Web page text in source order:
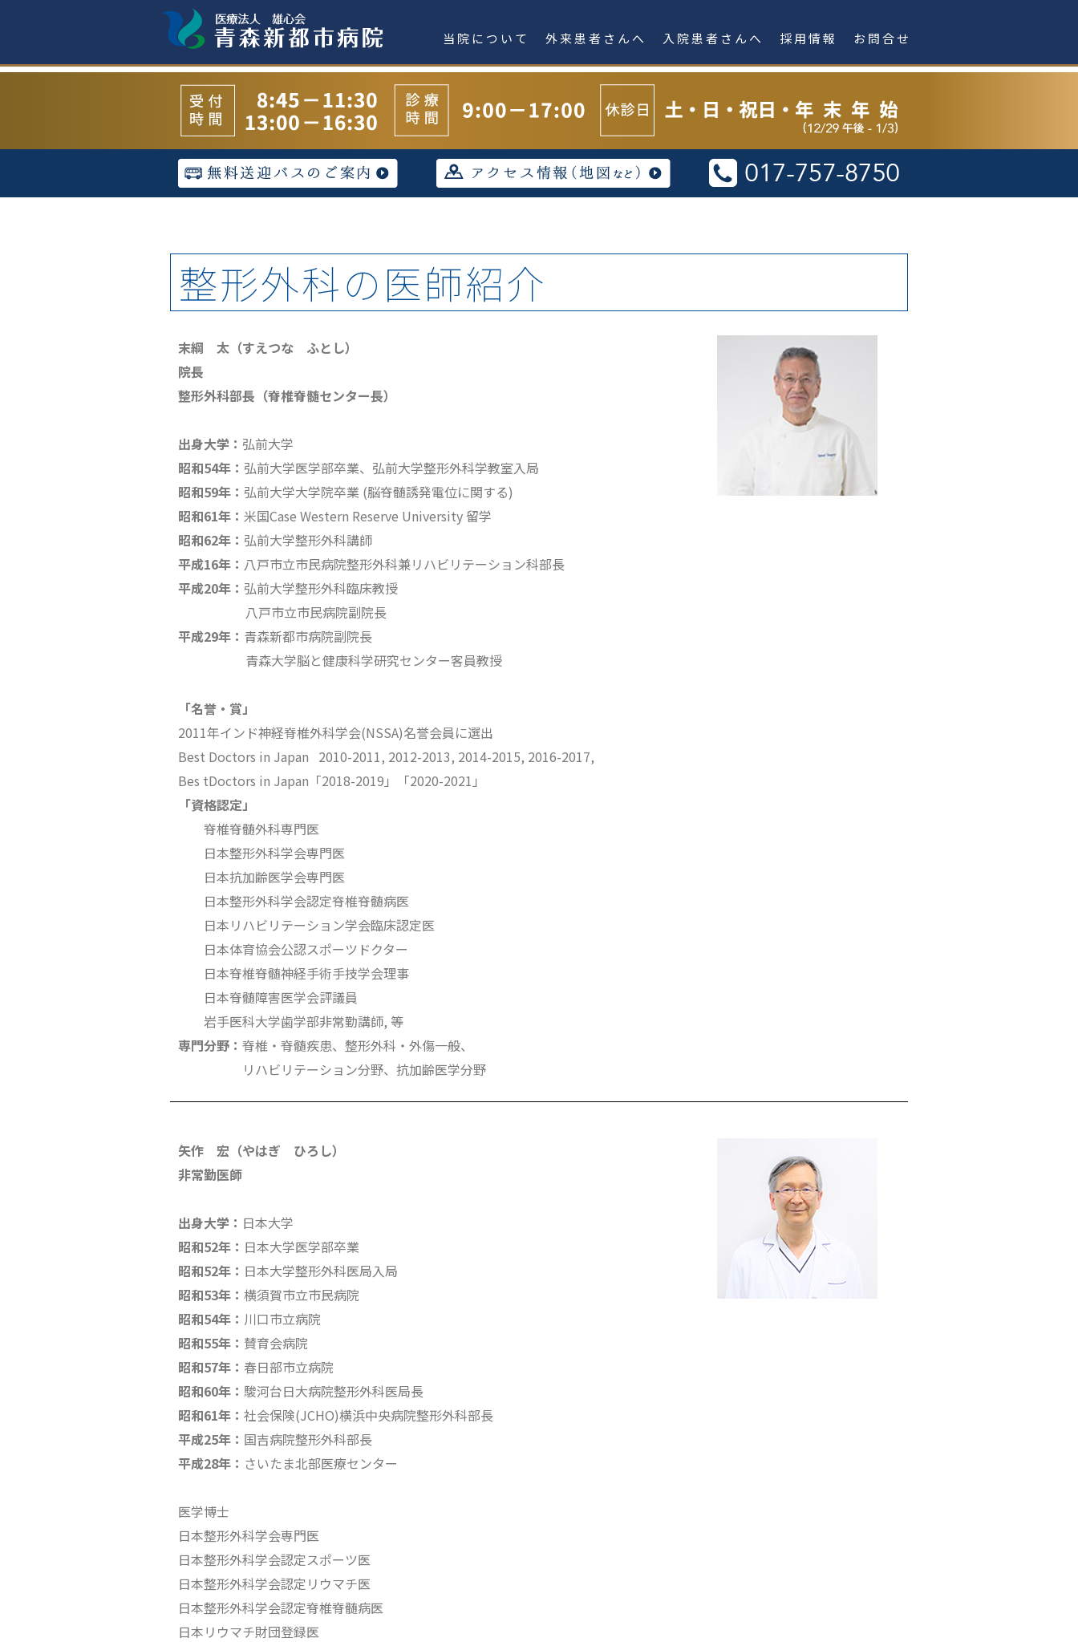
当院について 外来患者さんへ 入院患者さんへ 採用情報 お問合せ
整形外科の医師紹介
末綱 太（すえつな ふとし）
院長
整形外科部長（脊椎脊髄センター長）
出身大学： 弘前大学
昭和54年： 弘前大学医学部卒業、弘前大学整形外科学教室入局
昭和59年： 弘前大学大学院卒業 (脳脊髄誘発電位に関する)
昭和61年： 米国Case Western Reserve University 留学
昭和62年： 弘前大学整形外科講師
平成16年： 八戸市立市民病院整形外科兼リハビリテーション科部長
平成20年： 弘前大学整形外科臨床教授
八戸市立市民病院副院長
平成29年： 青森新都市病院副院長
青森大学脳と健康科学研究センター客員教授
「名誉・賞」
2011年インド神経脊椎外科学会(NSSA)名誉会員に選出
Best Doctors in Japan 2010-2011, 2012-2013, 2014-2015, 2016-2017,
Bes tDoctors in Japan「2018-2019」「2020-2021」
「資格認定」
脊椎脊髄外科専門医
日本整形外科学会専門医
日本抗加齢医学会専門医
日本整形外科学会認定脊椎脊髄病医
日本リハビリテーション学会臨床認定医
日本体育協会公認スポーツドクター
日本脊椎脊髄神経手術手技学会理事
日本脊髄障害医学会評議員
岩手医科大学歯学部非常勤講師, 等
専門分野： 脊椎・脊髄疾患、整形外科・外傷一般、
リハビリテーション分野、抗加齢医学分野
矢作 宏（やはぎ ひろし）
非常勤医師
出身大学： 日本大学
昭和52年： 日本大学医学部卒業
昭和52年： 日本大学整形外科医局入局
昭和53年： 横須賀市立市民病院
昭和54年： 川口市立病院
昭和55年： 賛育会病院
昭和57年： 春日部市立病院
昭和60年： 駿河台日大病院整形外科医局長
昭和61年： 社会保険(JCHO)横浜中央病院整形外科部長
平成25年： 国吉病院整形外科部長
平成28年： さいたま北部医療センター
医学博士
日本整形外科学会専門医
日本整形外科学会認定スポーツ医
日本整形外科学会認定リウマチ医
日本整形外科学会認定脊椎脊髄病医
日本リウマチ財団登録医